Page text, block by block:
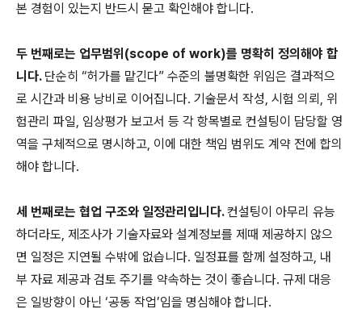
본 경험이 있는지 반드시 묻고 확인해야 합니다.
두 번째로는 업무범위(scope of work)를 명확히 정의해야 합
니다. 단순히 “허가를 맡긴다” 수준의 불명확한 위임은 결과적으
로 시간과 비용 낭비로 이어집니다. 기술문서 작성, 시험 의뢰, 위
험관리 파일, 임상평가 보고서 등 각 항목별로 컨설팅이 담당할 영
역을 구체적으로 명시하고, 이에 대한 책임 범위도 계약 전에 합의
해야 합니다.
세 번째로는 협업 구조와 일정관리입니다.컨설팅이 아무리 유능
하더라도, 제조사가 기술자료와 설계정보를 제때 제공하지 않으
면 일정은 지연될 수밖에 없습니다. 일정표를 함께 설정하고, 내
부 자료 제공과 검토 주기를 약속하는 것이 좋습니다. 규제 대응
은 일방향이 아닌 ‘공동 작업’임을 명심해야 합니다.